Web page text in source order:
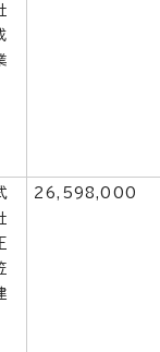
26,598,000